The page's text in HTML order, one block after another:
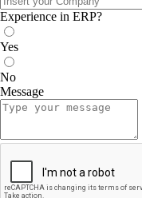
Experience in ERP?
Yes
No
Message